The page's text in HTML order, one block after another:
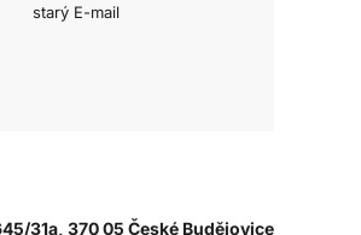
starý E-mail
31a, 370 05 České Budějovice